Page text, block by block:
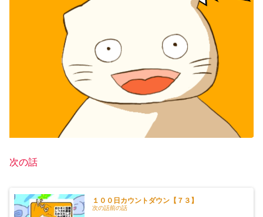
次の話
１００日カウントダウン【７３】
次の話前の話